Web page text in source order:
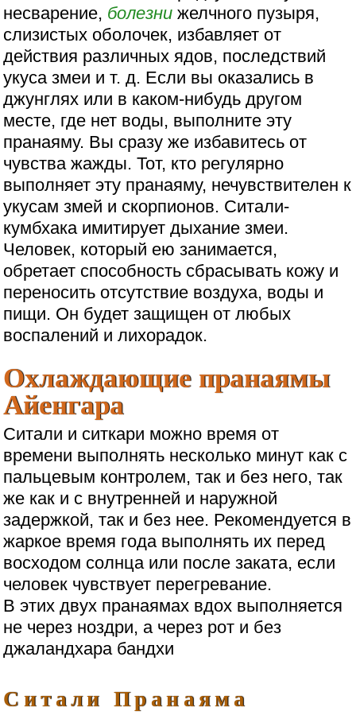
несварение, болезни желчного пузыря,
слизистых оболочек, избавляет от
действия различных ядов, последствий
укуса змеи и т. д. Если вы оказались в
джунглях или в каком-нибудь другом
месте, где нет воды, выполните эту
пранаяму. Вы сразу же избавитесь от
чувства жажды. Тот, кто регулярно
выполняет эту пранаяму, нечувствителен к
укусам змей и скорпионов. Ситали-
кумбхака имитирует дыхание змеи.
Человек, который ею занимается,
обретает способность сбрасывать кожу и
переносить отсутствие воздуха, воды и
пищи. Он будет защищен от любых
воспалений и лихорадок.
Охлаждающие пранаямы
Айенгара
Ситали и ситкари можно время от
времени выполнять несколько минут как с
пальцевым контролем, так и без него, так
же как и с внутренней и наружной
задержкой, так и без нее. Рекомендуется в
жаркое время года выполнять их перед
восходом солнца или после заката, если
человек чувствует перегревание.
В этих двух пранаямах вдох выполняется
не через ноздри, а через рот и без
джаландхара бандхи
Ситали Пранаяма